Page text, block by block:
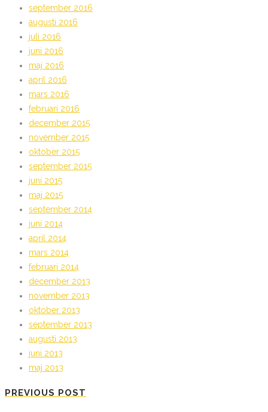
september 2016
augusti 2016
juli 2016
juni 2016
maj 2016
april 2016
mars 2016
februari 2016
december 2015
november 2015
oktober 2015
september 2015
juni 2015
maj 2015
september 2014
juni 2014
april 2014
mars 2014
februari 2014
december 2013
november 2013
oktober 2013
september 2013
augusti 2013
juni 2013
maj 2013
PREVIOUS POST